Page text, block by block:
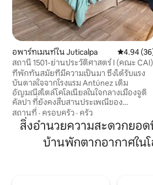
อพาร์ทเมนท์ใน Juticalpa คะแนนเฉลี่
4.94
สถานี 1501-ย่านประวัติศาสตร์ I (คณะ CAI)
ที่พักทันสมัยที่มีความเป็นมา ซึ่งได้รับแรง
บันดาลใจจากโรงแรม Antúnez เดิม
อัญมณีสไตล์โคโลเนียลในใจกลางเมืองจูติ
คัลปา ที่ยังคงสืบสานประเพณีของ
ครอบครัวต่อไป เดินเพียง 3 นาทีจากสวน
สาธารณะ และมีร้านอาหารและธนาคารอยู่
ใกล้ๆ เวลาเช็กอิน: 15:00 น. (ยืดหยุ่น) เช็ค
เอาท์ 11.00 น. สิ่งอำนวยความสะดวก เตียง
สถานที่ · ครอบครัว · ครัว
สิ่งอำนวยความสะดวกยอ
บ้านพักตากอากาศใน